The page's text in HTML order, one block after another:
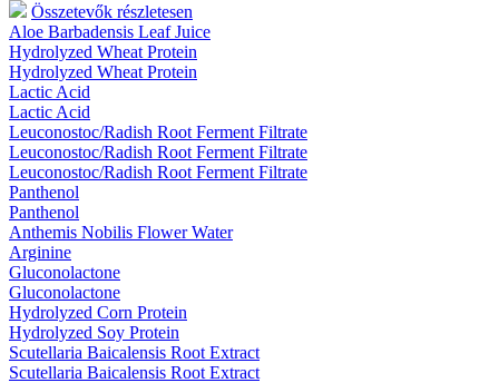
Összetevők részletesen
Aloe Barbadensis Leaf Juice
Hydrolyzed Wheat Protein
Hydrolyzed Wheat Protein
Lactic Acid
Lactic Acid
Leuconostoc/Radish Root Ferment Filtrate
Leuconostoc/Radish Root Ferment Filtrate
Leuconostoc/Radish Root Ferment Filtrate
Panthenol
Panthenol
Anthemis Nobilis Flower Water
Arginine
Gluconolactone
Gluconolactone
Hydrolyzed Corn Protein
Hydrolyzed Soy Protein
Scutellaria Baicalensis Root Extract
Scutellaria Baicalensis Root Extract